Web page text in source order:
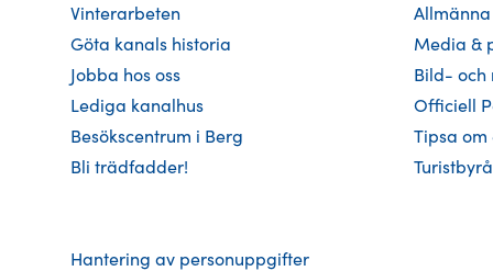
Vinterarbeten
Göta kanals historia
Jobba hos oss
Lediga kanalhus
Besökscentrum i Berg
Bli trädfadder!
Media &
Bild- och
Officiell
Tipsa
Hantering av personuppgifter